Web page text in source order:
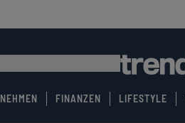
FINANZEN LIFESTYLE